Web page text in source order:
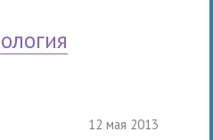
12 мая 2013